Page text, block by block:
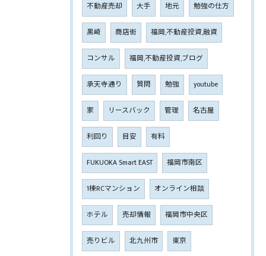
不動産売却 大手 地元 勉強の仕方
黒崎 商店街 福岡,不動産投資,融資
コンサル 福岡,不動産投資,ブログ
承天寺通り 質問 勉強 youtube
家 リースバック 管理 名古屋
利回り 目安 有料
FUKUOKA Smart EAST 福岡市南区
1棟RCマンション オンライン相談
ホテル 売却情報 福岡市中央区
売りビル 北九州市 東京